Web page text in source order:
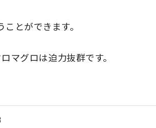
とができます。
マグロは迫力抜群です。